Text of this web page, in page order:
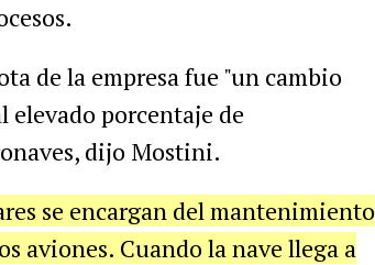
de la empresa fue "un cambio
elevado porcentaje de
dijo Mostini.
se encargan del mantenimiento
aviones. Cuando la nave llega a